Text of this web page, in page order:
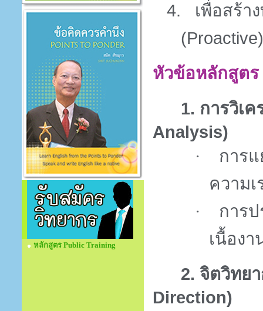
หลักสูตร Public Training
4.
เพื่อสร้า
(
หัวข้อหลักสูตร
1. การวิเค
Analysis)
·
การ
ความเ
·
การ
เนื้องา
2. จิตวิทย
Direction)